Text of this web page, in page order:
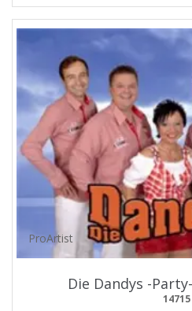
ProArtist
Die Dandys -
14715